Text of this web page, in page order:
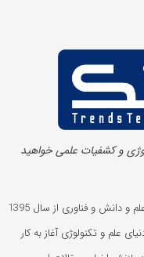
و کشفیات علمی خواهید
ترندز تک، سیستم جامع بروزترین اخبار و مقالات علم و دانش و فناوری از سال 1395
علم و تکنولوژی آغاز به کار